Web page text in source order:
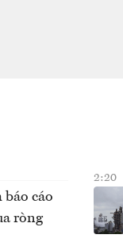
cáo
ròng
2:20